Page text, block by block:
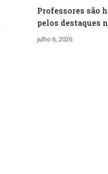
Professores são
pelos destaques
julho 6, 2026